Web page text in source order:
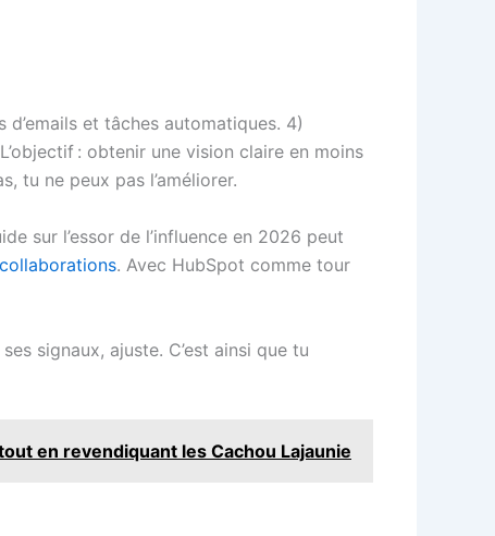
et tâches automatiques. 4)
: obtenir une vision claire en moins
tu ne peux pas l’améliorer.
sur l’essor de l’influence en 2026 peut
. Avec HubSpot comme tour
signaux, ajuste. C’est ainsi que tu
en revendiquant les Cachou Lajaunie